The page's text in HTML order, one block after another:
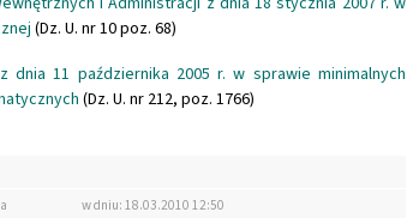
(Dz. U. nr 10 poz. 68)
dnia 11 października 2005 r. w sprawie minimalnych
(Dz. U. nr 212, poz. 1766)
w dniu: 18.03.2010 12:50